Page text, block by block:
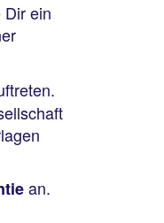
ein
an.